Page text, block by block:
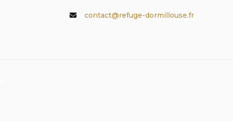
contact@refuge-dormillouse.fr